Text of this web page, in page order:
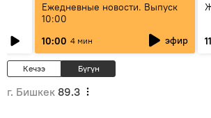
Ежедневные новости. Выпуск
10:00
10:00 4 мин эфир
Кечээ Бүгүн
г. Бишкек 89.3